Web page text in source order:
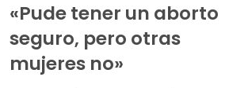
«Pude tener un aborto
seguro, pero otras
mujeres no»